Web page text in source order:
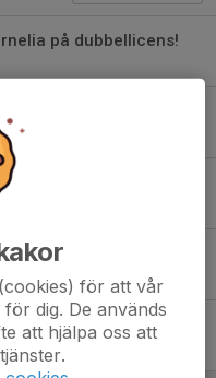
på dubbellicens!
Dahvn kommer hem🧡
hemma i Grums igen🧡
klar för grums🧡
för att vår
dig. De används
att hjälpa oss att